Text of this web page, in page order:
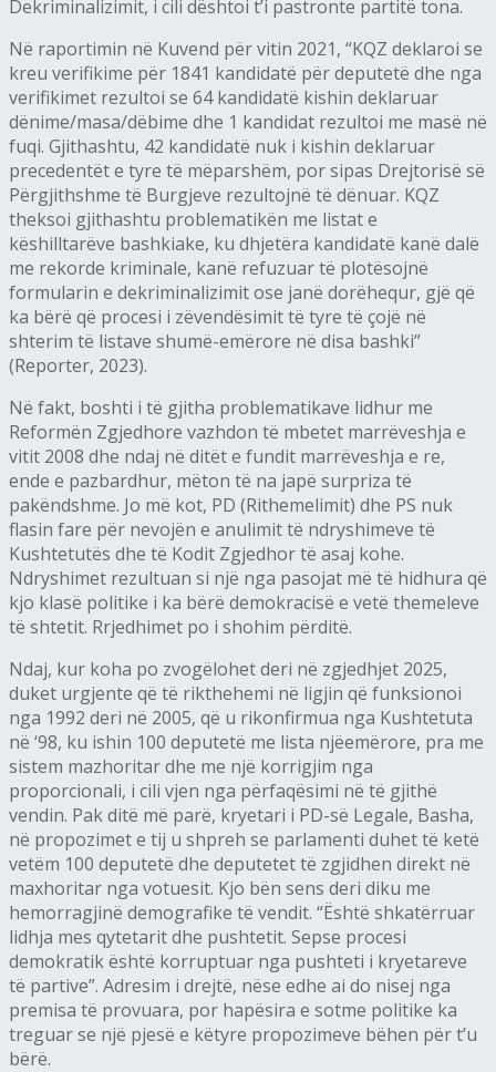
Dekriminalizimit, i cili dështoi t’i pastronte partitë tona.
Në raportimin në Kuvend për vitin 2021, “KQZ deklaroi se
kreu verifikime për 1841 kandidatë për deputetë dhe nga
verifikimet rezultoi se 64 kandidatë kishin deklaruar
dënime/masa/dëbime dhe 1 kandidat rezultoi me masë në
fuqi. Gjithashtu, 42 kandidatë nuk i kishin deklaruar
precedentët e tyre të mëparshëm, por sipas Drejtorisë së
Përgjithshme të Burgjeve rezultojnë të dënuar. KQZ
theksoi gjithashtu problematikën me listat e
këshilltarëve bashkiake, ku dhjetëra kandidatë kanë dalë
me rekorde kriminale, kanë refuzuar të plotësojnë
formularin e dekriminalizimit ose janë dorëhequr, gjë që
ka bërë që procesi i zëvendësimit të tyre të çojë në
shterim të listave shumë-emërore në disa bashki”
(Reporter, 2023).
Në fakt, boshti i të gjitha problematikave lidhur me
Reformën Zgjedhore vazhdon të mbetet marrëveshja e
vitit 2008 dhe ndaj në ditët e fundit marrëveshja e re,
ende e pazbardhur, mëton të na japë surpriza të
pakëndshme. Jo më kot, PD (Rithemelimit) dhe PS nuk
flasin fare për nevojën e anulimit të ndryshimeve të
Kushtetutës dhe të Kodit Zgjedhor të asaj kohe.
Ndryshimet rezultuan si një nga pasojat më të hidhura që
kjo klasë politike i ka bërë demokracisë e vetë themeleve
të shtetit. Rrjedhimet po i shohim përditë.
Ndaj, kur koha po zvogëlohet deri në zgjedhjet 2025,
duket urgjente që të rikthehemi në ligjin që funksionoi
nga 1992 deri në 2005, që u rikonfirmua nga Kushtetuta
në ‘98, ku ishin 100 deputetë me lista njëemërore, pra me
sistem mazhoritar dhe me një korrigjim nga
proporcionali, i cili vjen nga përfaqësimi në të gjithë
vendin. Pak ditë më parë, kryetari i PD-së Legale, Basha,
në propozimet e tij u shpreh se parlamenti duhet të ketë
vetëm 100 deputetë dhe deputetet të zgjidhen direkt në
maxhoritar nga votuesit. Kjo bën sens deri diku me
hemorragjinë demografike të vendit. “Është shkatërruar
lidhja mes qytetarit dhe pushtetit. Sepse procesi
demokratik është korruptuar nga pushteti i kryetareve
të partive”. Adresim i drejtë, nëse edhe ai do nisej nga
premisa të provuara, por hapësira e sotme politike ka
treguar se një pjesë e këtyre propozimeve bëhen për t’u
bërë.